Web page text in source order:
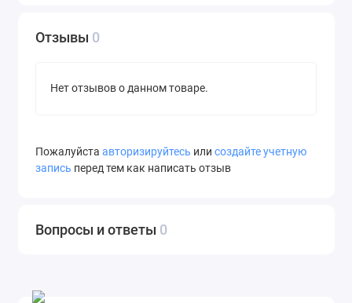
Отзывы 0
Нет отзывов о данном товаре.
Пожалуйста авторизируйтесь или создайте учетную
запись перед тем как написать отзыв
Вопросы и ответы 0